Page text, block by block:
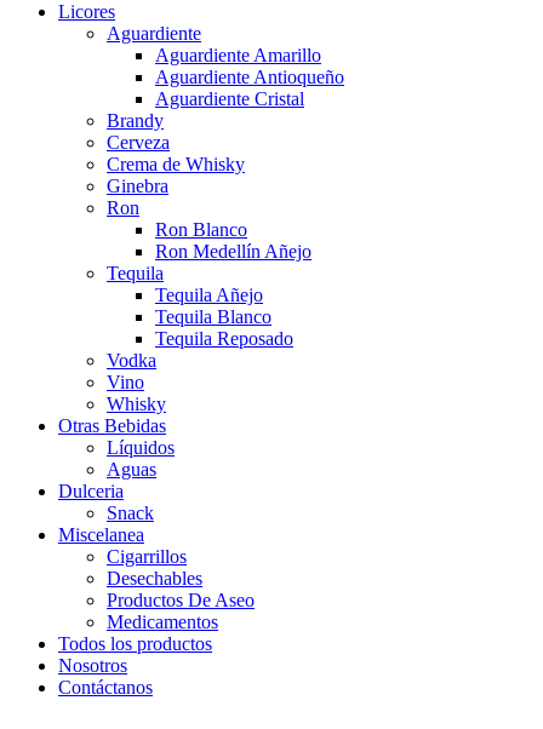
Licores
Aguardiente
Aguardiente Amarillo
Aguardiente Antioqueño
Aguardiente Cristal
Brandy
Cerveza
Crema de Whisky
Ginebra
Ron
Ron Blanco
Ron Medellín Añejo
Tequila
Tequila Añejo
Tequila Blanco
Tequila Reposado
Vodka
Vino
Whisky
Otras Bebidas
Líquidos
Aguas
Dulceria
Snack
Miscelanea
Cigarrillos
Desechables
Productos De Aseo
Medicamentos
Todos los productos
Nosotros
Contáctanos